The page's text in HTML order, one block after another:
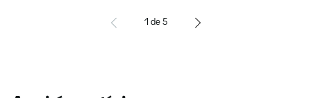
1 de 5